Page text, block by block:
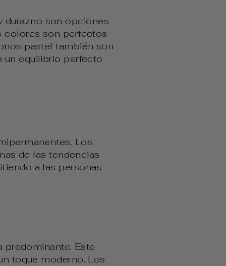
durazno son opciones
colores son perfectos
pastel también son
un equilibrio perfecto
Los
de las tendencias
a las personas
predominante. Este
toque moderno. Los